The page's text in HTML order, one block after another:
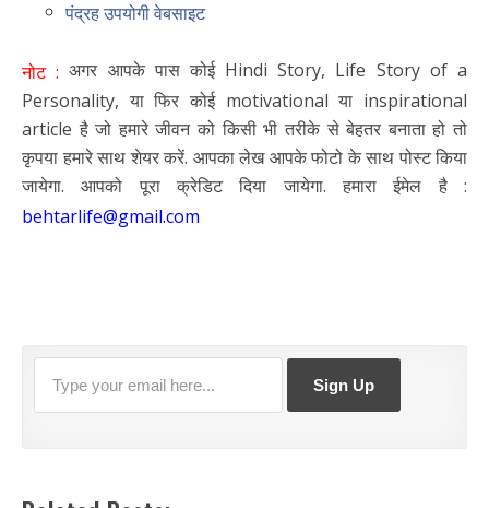
पंद्रह उपयोगी वेबसाइट
नोट : अगर आपके पास कोई Hindi Story, Life Story of a
Personality, या फिर कोई motivational या inspirational
article है जो हमारे जीवन को किसी भी तरीके से बेहतर बनाता हो तो
कृपया हमारे साथ शेयर करें. आपका लेख आपके फोटो के साथ पोस्ट किया
जायेगा. आपको पूरा क्रेडिट दिया जायेगा. हमारा ईमेल है :
behtarlife@gmail.com